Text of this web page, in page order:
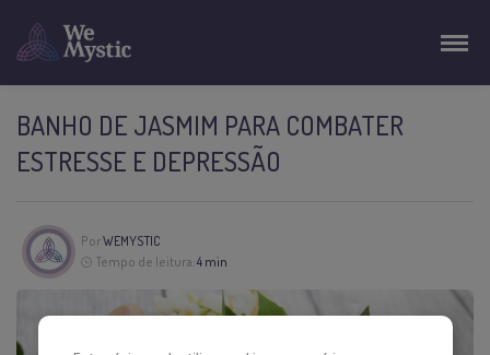
BANHO DE JASMIM PARA COMBATER
ESTRESSE E DEPRESSÃO
PorWEMYSTIC
Tempo de leitura:4 min